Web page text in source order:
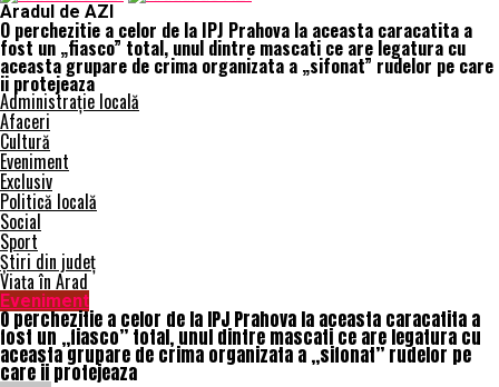
Aradul de AZI
O perchezitie a celor de la IPJ Prahova la aceasta caracatita a
fost un „fiasco” total, unul dintre mascati ce are legatura cu
aceasta grupare de crima organizata a „sifonat” rudelor pe care
ii protejeaza
Administrație locală
Afaceri
Cultură
Eveniment
Exclusiv
Politică locală
Social
Sport
Știri din județ
Viața în Arad
Eveniment
O perchezitie a celor de la IPJ Prahova la aceasta caracatita a
fost un „fiasco” total, unul dintre mascati ce are legatura cu
aceasta grupare de crima organizata a „sifonat” rudelor pe
care ii protejeaza